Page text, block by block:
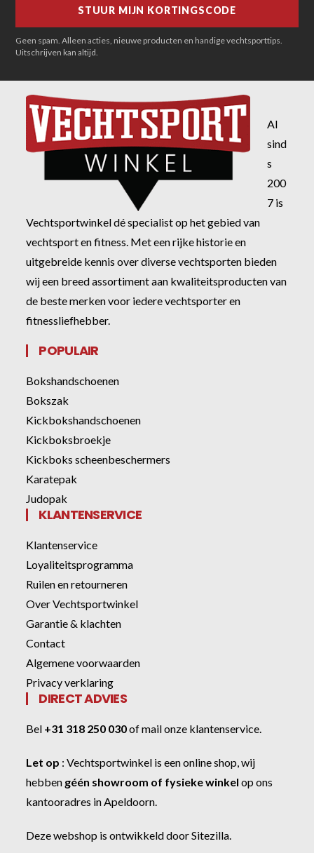
Geen spam. Alleen acties, nieuwe producten en handige vechtsporttips.
Uitschrijven kan altijd.
Al
sind
s
200
7 is
Vechtsportwinkel dé specialist op het gebied van
vechtsport en fitness. Met een rijke historie en
uitgebreide kennis over diverse vechtsporten bieden
wij een breed assortiment aan kwaliteitsproducten van
de beste merken voor iedere vechtsporter en
fitnessliefhebber.
POPULAIR
Bokshandschoenen
Bokszak
Kickbokshandschoenen
Kickboksbroekje
Kickboks scheenbeschermers
Karatepak
Judopak
KLANTENSERVICE
Klantenservice
Loyaliteitsprogramma
Ruilen en retourneren
Over Vechtsportwinkel
Garantie & klachten
Contact
Algemene voorwaarden
Privacy verklaring
DIRECT ADVIES
Bel +31 318 250 030ofmail onze klantenservice
Let op :Vechtsportwinkel is een online shop, wij
hebben géén showroom of fysieke winkel op ons
kantooradres in Apeldoorn.
Deze webshop is ontwikkeld doorSitezilla